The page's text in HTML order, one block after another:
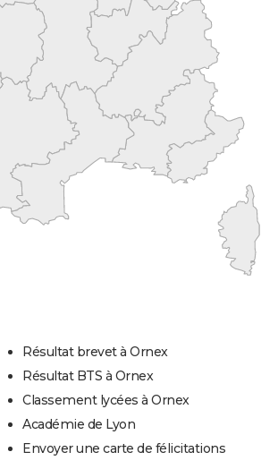
Résultat brevet à Ornex
Résultat BTS à Ornex
Classement lycées à Ornex
Académie de Lyon
Envoyer une carte de félicitations